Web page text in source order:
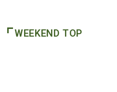
WEEKEND TOP